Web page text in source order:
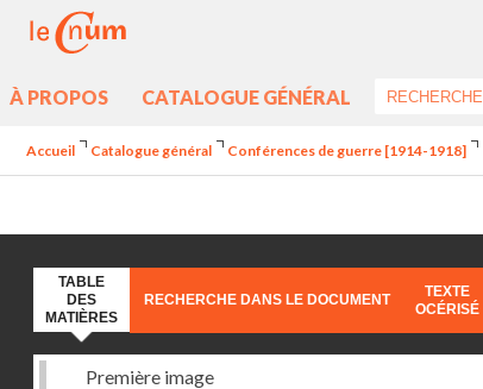
À PROPOS CATALOGUE GÉNÉRAL
Accueil Catalogue général Conférences de guerre [1914-1918]
TABLE
DES
MATIÈRES
RECHERCHE DANS LE DOCUMENT
TEXTE
OCÉRISÉ
Première image